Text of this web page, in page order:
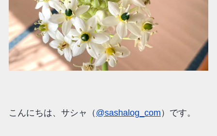
こんにちは、サシャ（ @sashalog_com ）です。